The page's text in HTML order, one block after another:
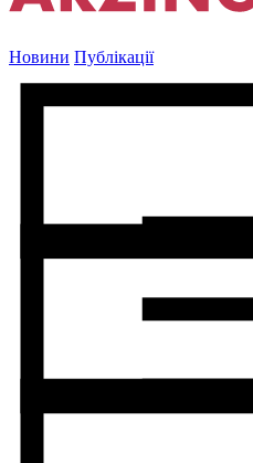
Новини Публікації